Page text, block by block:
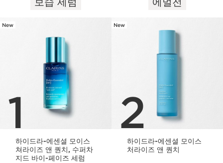
컨텐츠로 이동하기
1
New
하이드라-에센셜 모이스
쳐라이즈 앤 퀀치, 수퍼차
지드 바이-페이즈 세럼
2
New
하이드라-에센셜 모이스
처라이즈 앤 퀀치